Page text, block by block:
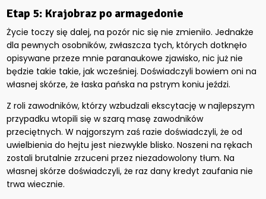
Etap 5: Krajobraz po armagedonie
Życie toczy się dalej, na pozór nic się nie zmieniło. Jednakże
dla pewnych osobników, zwłaszcza tych, których dotknęło
opisywane przeze mnie paranaukowe zjawisko, nic już nie
będzie takie takie, jak wcześniej. Doświadczyli bowiem oni na
własnej skórze, że łaska pańska na pstrym koniu jeździ.
Z roli zawodników, którzy wzbudzali ekscytację w najlepszym
przypadku wtopili się w szarą masę zawodników
przeciętnych. W najgorszym zaś razie doświadczyli, że od
uwielbienia do hejtu jest niezwykle blisko. Noszeni na rękach
zostali brutalnie zrzuceni przez niezadowolony tłum. Na
własnej skórze doświadczyli, że raz dany kredyt zaufania nie
trwa wiecznie.